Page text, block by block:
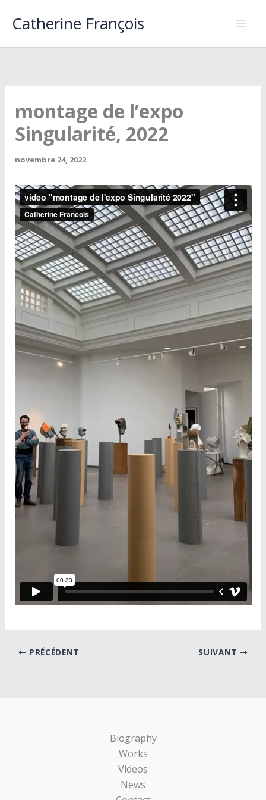
Catherine François
montage de l’expo
Singularité, 2022
novembre 24, 2022
PRÉCÉDENT SUIVANT
Biography
Works
Videos
News